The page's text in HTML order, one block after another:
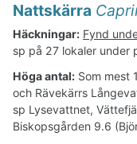
Skarvar-storkar
Rovfåglar
Sumphöns och trana
Labbar
Måsar och tärnor
Alkor
Nattskärra
Häckningar: Fynd
sp på 27 lokaler under
Höga antal: Som mest
och Rävekärrs
sp Lysevattnet,
Biskopsgården 9.6